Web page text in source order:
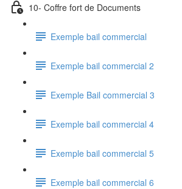
10- Coffre fort de Documents
Exemple bail commercial
Exemple bail commercial 2
Exemple Bail commercial 3
Exemple bail commercial 4
Exemple bail commercial 5
Exemple bail commercial 6